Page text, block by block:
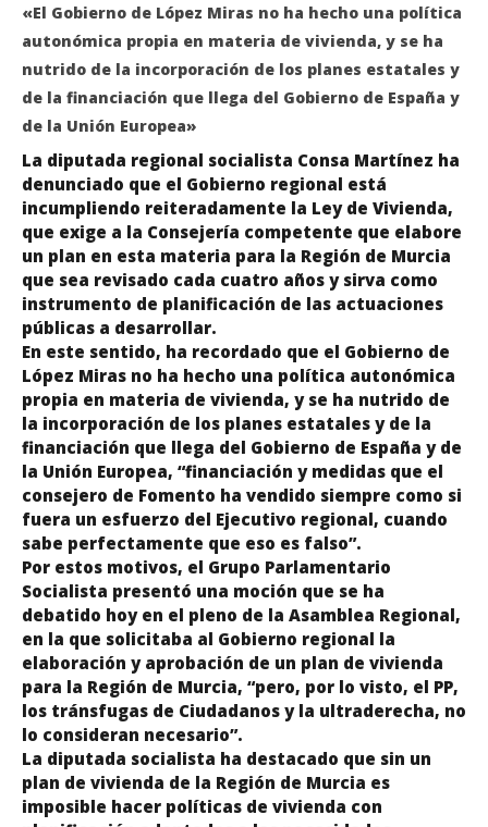
«El Gobierno de López Miras no ha hecho una política
autonómica propia en materia de vivienda, y se ha
nutrido de la incorporación de los planes estatales y
de la financiación que llega del Gobierno de España y
de la Unión Europea»
La diputada regional socialista Consa Martínez ha
denunciado que el Gobierno regional está
incumpliendo reiteradamente la Ley de Vivienda,
que exige a la Consejería competente que elabore
un plan en esta materia para la Región de Murcia
que sea revisado cada cuatro años y sirva como
instrumento de planificación de las actuaciones
públicas a desarrollar.
En este sentido, ha recordado que el Gobierno de
López Miras no ha hecho una política autonómica
propia en materia de vivienda, y se ha nutrido de
la incorporación de los planes estatales y de la
financiación que llega del Gobierno de España y de
la Unión Europea, “financiación y medidas que el
consejero de Fomento ha vendido siempre como si
fuera un esfuerzo del Ejecutivo regional, cuando
sabe perfectamente que eso es falso”.
Por estos motivos, el Grupo Parlamentario
Socialista presentó una moción que se ha
debatido hoy en el pleno de la Asamblea Regional,
en la que solicitaba al Gobierno regional la
elaboración y aprobación de un plan de vivienda
para la Región de Murcia, “pero, por lo visto, el PP,
los tránsfugas de Ciudadanos y la ultraderecha, no
lo consideran necesario”.
La diputada socialista ha destacado que sin un
plan de vivienda de la Región de Murcia es
imposible hacer políticas de vivienda con